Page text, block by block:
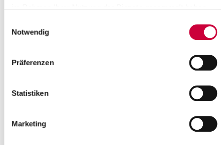
Notwendig
Präferenzen
Statistiken
Marketing
Regionalen Bildungszentrum in Itzehoe
Regionalen Bildungszentrum in Itzehoe